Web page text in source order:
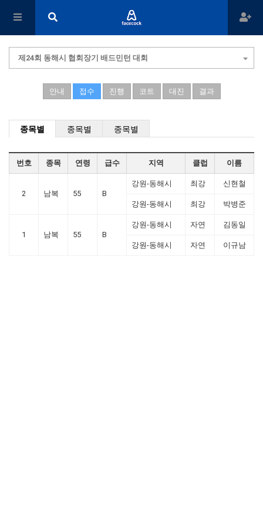
제24회 동해시 협회장기 배드민턴 대회
안내 접수 진행 코트 대진 결과
종목별 종목별 종목별
번호 종목 연령 급수 지역 클럽 이름
2 남복 55 B
강원-동해시 최강 신현철
강원-동해시 최강 박병준
1 남복 55 B
강원-동해시 자연 김동일
강원-동해시 자연 이규남